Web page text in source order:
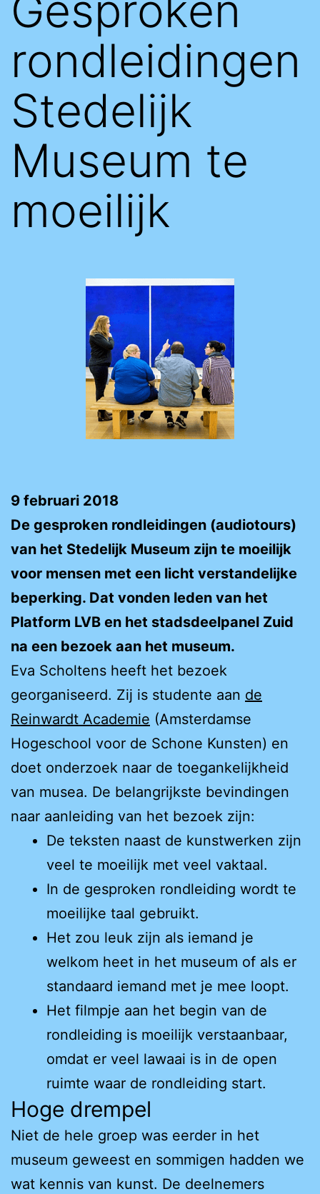
rondleidingen
Stedelijk
Museum te
moeilijk
9 februari 2018
De gesproken rondleidingen (audiotours)
van het Stedelijk Museum zijn te moeilijk
voor mensen met een licht verstandelijke
beperking. Dat vonden leden van het
Platform LVB en het stadsdeelpanel Zuid
na een bezoek aan het museum.
Eva Scholtens heeft het bezoek
georganiseerd. Zij is studente aan de
Reinwardt Academie (Amsterdamse
Hogeschool voor de Schone Kunsten) en
doet onderzoek naar de toegankelijkheid
van musea. De belangrijkste bevindingen
naar aanleiding van het bezoek zijn:
De teksten naast de kunstwerken zijn
veel te moeilijk met veel vaktaal.
In de gesproken rondleiding wordt te
moeilijke taal gebruikt.
Het zou leuk zijn als iemand je
welkom heet in het museum of als er
standaard iemand met je mee loopt.
Het filmpje aan het begin van de
rondleiding is moeilijk verstaanbaar,
omdat er veel lawaai is in de open
ruimte waar de rondleiding start.
Hoge drempel
Niet de hele groep was eerder in het
museum geweest en sommigen hadden we
wat kennis van kunst. De deelnemers